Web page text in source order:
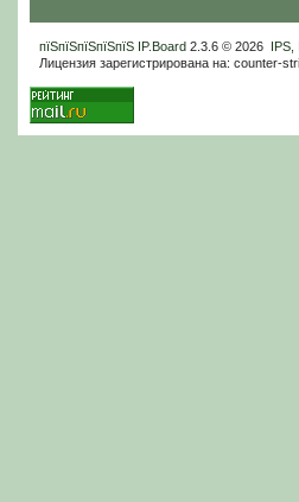
пїЅпїЅпїЅпїЅпїЅ IP.Board2.3.6 © 2026 IPS,
Лицензия зарегистрирована на: counter-